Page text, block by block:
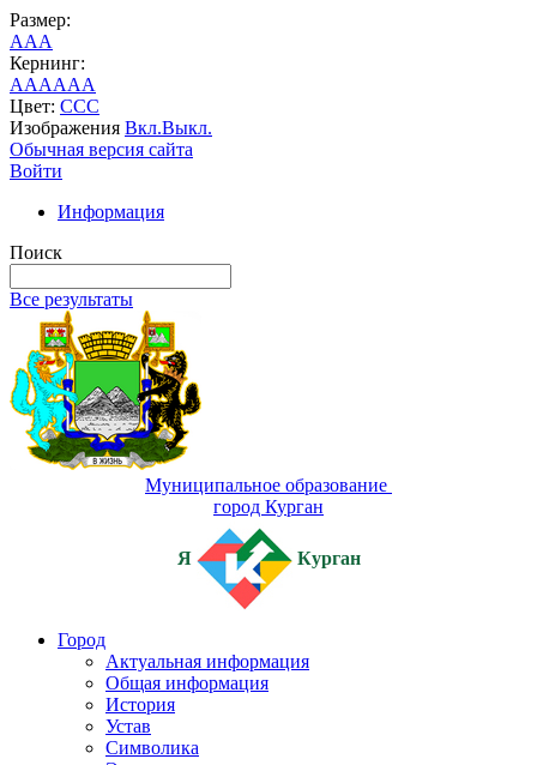
Размер:
AAA
Кернинг:
AAAAAA
Цвет: CCC
Изображения Вкл.Выкл.
Обычная версия сайта
Войти
Информация
Поиск
Все результаты
Муниципальное образование
город Курган
Я Курган
Город
Актуальная информация
Общая информация
История
Устав
Символика